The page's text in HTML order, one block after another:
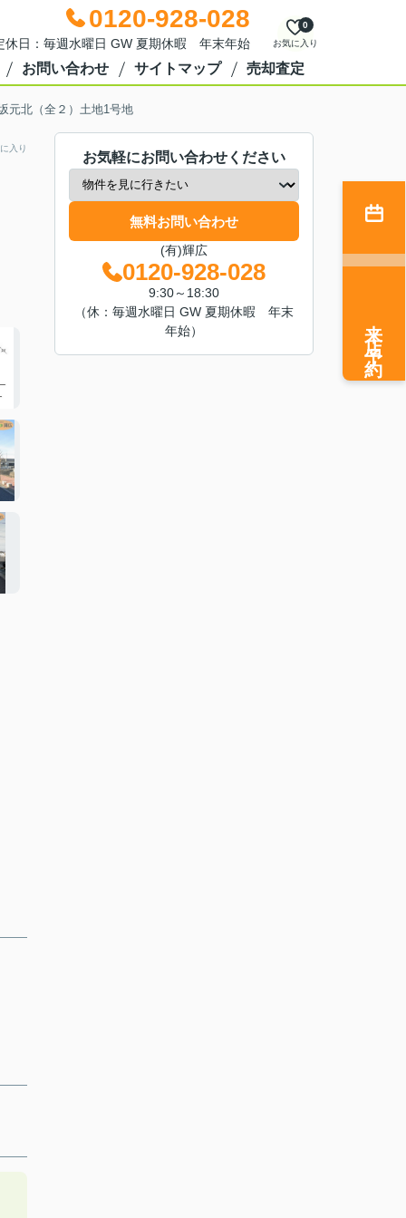
0120-928-028
日：毎週水曜日 GW 夏期休暇 年末年始 お気に入り
0
お問い合わせ サイトマップ 売却査定
元北（全２）土地1号地
入り
お気軽にお問い合わせください
無料お問い合わせ
(有)輝広
0120-928-028
9:30～18:30
（休：毎週水曜日 GW 夏期休暇 年末
年始）
来店予約